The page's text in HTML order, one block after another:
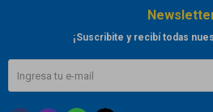
¡Suscribite y recibí todas